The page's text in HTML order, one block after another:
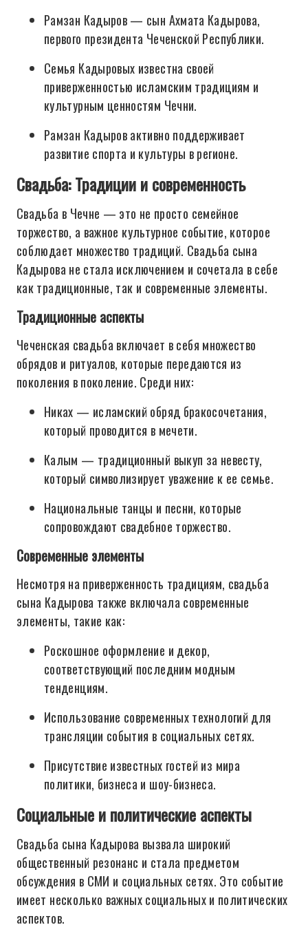
Рамзан Кадыров — сын Ахмата Кадырова,
первого президента Чеченской Республики.
Семья Кадыровых известна своей
приверженностью исламским традициям и
культурным ценностям Чечни.
Рамзан Кадыров активно поддерживает
развитие спорта и культуры в регионе.
Свадьба: Традиции и современность
Свадьба в Чечне — это не просто семейное
торжество, а важное культурное событие, которое
соблюдает множество традиций. Свадьба сына
Кадырова не стала исключением и сочетала в себе
как традиционные, так и современные элементы.
Традиционные аспекты
Чеченская свадьба включает в себя множество
обрядов и ритуалов, которые передаются из
поколения в поколение. Среди них:
Никах — исламский обряд бракосочетания,
который проводится в мечети.
Калым — традиционный выкуп за невесту,
который символизирует уважение к ее семье.
Национальные танцы и песни, которые
сопровождают свадебное торжество.
Современные элементы
Несмотря на приверженность традициям, свадьба
сына Кадырова также включала современные
элементы, такие как:
Роскошное оформление и декор,
соответствующий последним модным
тенденциям.
Использование современных технологий для
трансляции события в социальных сетях.
Присутствие известных гостей из мира
политики, бизнеса и шоу-бизнеса.
Социальные и политические аспекты
Свадьба сына Кадырова вызвала широкий
общественный резонанс и стала предметом
обсуждения в СМИ и социальных сетях. Это событие
имеет несколько важных социальных и политических
аспектов.